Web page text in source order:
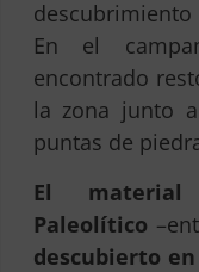
En el
encontrado
la zona junto
puntas de
El
Paleolítico
descubierto